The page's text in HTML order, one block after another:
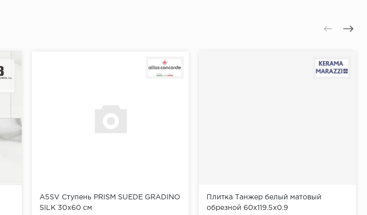
A5SV Ступень PRISM SUEDE GRADINO
SILK 30x60 см
Плитка Танжер белый матовый
обрезной 60x119.5x0.9